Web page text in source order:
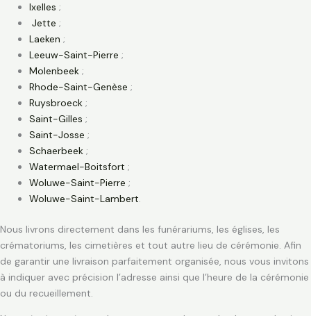
Ixelles ;
Jette ;
Laeken ;
Leeuw-Saint-Pierre ;
Molenbeek ;
Rhode-Saint-Genèse ;
Ruysbroeck ;
Saint-Gilles ;
Saint-Josse ;
Schaerbeek ;
Watermael-Boitsfort ;
Woluwe-Saint-Pierre ;
Woluwe-Saint-Lambert.
Nous livrons directement dans les funérariums, les églises, les
crématoriums, les cimetières et tout autre lieu de cérémonie. Afin
de garantir une livraison parfaitement organisée, nous vous invitons
à indiquer avec précision l’adresse ainsi que l’heure de la cérémonie
ou du recueillement.